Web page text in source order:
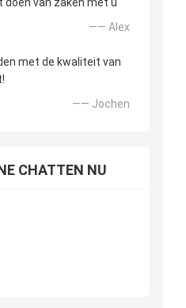
doen van zaken met u
—— Alex
met de kwaliteit van
—— Jochen
CHATTEN NU